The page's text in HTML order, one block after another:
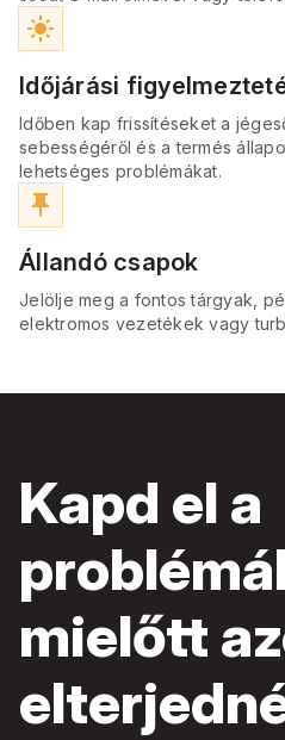
light_mode
Időjárási
Időben kap frissítéseket a
sebességéről és a termés
lehetséges problémákat.
push_pin
Állandó csapok
Jelölje meg a fontos tárgyak,
elektromos vezetékek vagy
Kapd el a
mielőtt